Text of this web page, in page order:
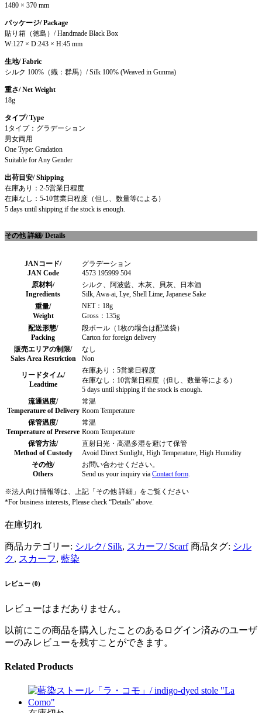
1480 × 370 mm
パッケージ/ Package
貼り箱（徳島）/ Handmade Black Box
W:127 × D:243 × H:45 mm
生地/ Fabric
シルク 100%（織：群馬）/ Silk 100% (Weaved in Gunma)
重さ/ Net Weight
18g
タイプ/ Type
1タイプ：グラデーション
男女両用
One Type: Gradation
Suitable for Any Gender
出荷目安/ Shipping
在庫あり：2-5営業日程度
在庫なし：5-10営業日程度（但し、数量等による）
5 days until shipping if the stock is enough.
その他 詳細/ Details
JANコード/
JAN Code
グラデーション
4573 195999 504
原材料/
Ingredients
シルク、阿波藍、木灰、貝灰、日本酒
Silk, Awa-ai, Lye, Shell Lime, Japanese Sake
重量/
Weight
NET：18g
Gross：135g
配送形態/
Packing
段ボール（1枚の場合は配送袋）
Carton for foreign delivery
販売エリアの制限/
Sales Area Restriction
なし
Non
リードタイム/
Leadtime
在庫あり：5営業日程度
在庫なし：10営業日程度（但し、数量等による）
5 days until shipping if the stock is enough.
流通温度/
Temperature of Delivery
常温
Room Temperature
保管温度/
Temperature of Preserve
常温
Room Temperature
保管方法/
Method of Custody
直射日光・高温多湿を避けて保管
Avoid Direct Sunlight, High Temperature, High Humidity
その他/
Others
お問い合わせください。
Send us your inquiry via Contact form.
※法人向け情報等は、上記「その他 詳細」をご覧ください
*For business interests, Please check “Details” above.
在庫切れ
商品カテゴリー: シルク/ Silk, スカーフ/ Scarf 商品タグ: シル
ク, スカーフ, 藍染
レビュー (0)
レビューはまだありません。
以前にこの商品を購入したことのあるログイン済みのユーザ
ーのみレビューを残すことができます。
Related Products